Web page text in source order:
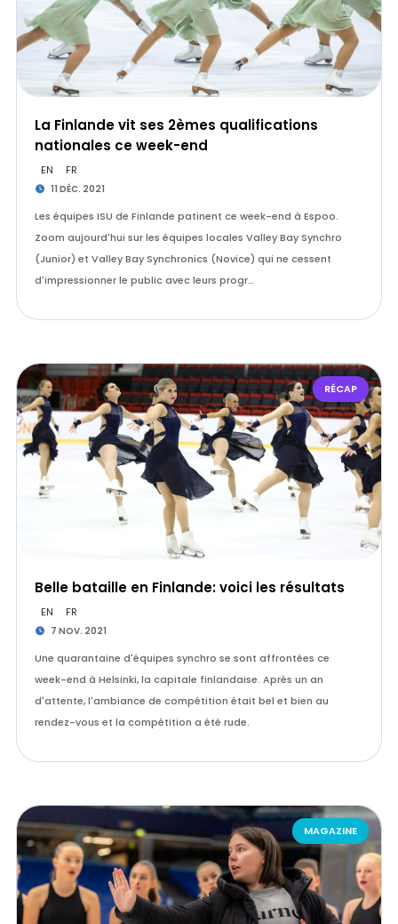
La Finlande vit ses 2èmes qualifications
nationales ce week-end
EN FR
11 DÉC. 2021
Les équipes ISU de Finlande patinent ce week-end à Espoo.
Zoom aujourd'hui sur les équipes locales Valley Bay Synchro
(Junior) et Valley Bay Synchronics (Novice) qui ne cessent
d'impressionner le public avec leurs progr…
RÉCAP
Belle bataille en Finlande: voici les résultats
EN FR
7 NOV. 2021
Une quarantaine d'équipes synchro se sont affrontées ce
week-end à Helsinki, la capitale finlandaise. Après un an
d'attente, l'ambiance de compétition était bel et bien au
rendez-vous et la compétition a été rude.
MAGAZINE